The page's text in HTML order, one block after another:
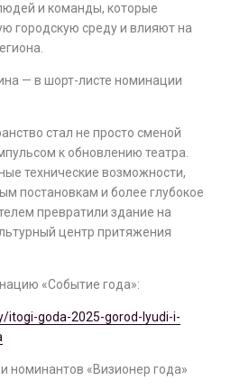
и команды, которые
городскую среду и влияют на
— в шорт-листе номинации
стал не просто сменой
к обновлению театра.
технические возможности,
постановкам и более глубокое
превратили здание на
центр притяжения
«Событие года»:
itogi-goda-2025-gorod-lyudi-i-
номинантов «Визионер года»